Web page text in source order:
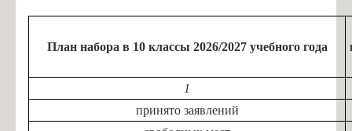
План набора в 10 классы 2026/2027 учебного года
1
принято заявлений